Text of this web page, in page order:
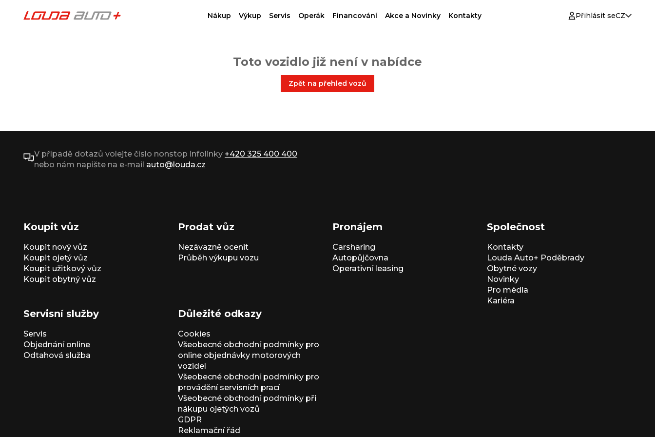
Nákup Výkup Servis Operák Financování Akce a Novinky Kontakty Přihlásit seCZ
Toto vozidlo již není v nabídce
Zpět na přehled vozů
V případě dotazů volejte číslo nonstop infolinky +420 325 400 400
nebo nám napište na e-mail auto@louda.cz
Koupit vůz
Koupit nový vůz
Koupit ojetý vůz
Koupit užitkový vůz
Koupit obytný vůz
Prodat vůz
Nezávazně ocenit
Průběh výkupu vozu
Pronájem
Carsharing
Autopůjčovna
Operativní leasing
Společnost
Kontakty
Louda Auto+ Poděbrady
Obytné vozy
Novinky
Pro média
Kariéra
Servisní služby
Servis
Objednání online
Odtahová služba
Důležité odkazy
Cookies
Všeobecné obchodní podmínky pro
online objednávky motorových
vozidel
Všeobecné obchodní podmínky pro
provádění servisních prací
Všeobecné obchodní podmínky při
nákupu ojetých vozů
GDPR
Reklamační řád